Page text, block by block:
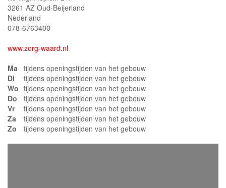
3261 AZ Oud-Beijerland
Nederland
078-6763400
www.zorg-waard.nl
Ma
tijdens openingstijden van het gebouw
Di
tijdens openingstijden van het gebouw
Wo tijdens openingstijden van het gebouw
Do
tijdens openingstijden van het gebouw
Vr
tijdens openingstijden van het gebouw
Za
tijdens openingstijden van het gebouw
Zo
tijdens openingstijden van het gebouw